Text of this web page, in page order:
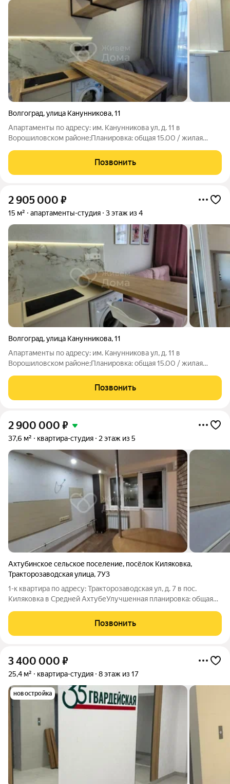
Волгоград,улица Канунникова,11
Апартаменты по адресу: им. Канунникова ул, д. 11 в
Ворошиловском районе;Планировка: общая 15.00 / жилая
потолки. Пластиковые окна. На полу ламинат.При продаже
остается: встроенная
Позвонить
2 905 000 ₽
15 м² апартаменты-студия 3 этаж из 4
Волгоград,улица Канунникова,11
Апартаменты по адресу: им. Канунникова ул, д. 11 в
Ворошиловском районе;Планировка: общая 15.00 / жилая
потолки. Пластиковые окна. На полу ламинат.Квартира не
угловая, окна выходят на
Позвонить
2 900 000 ₽
37,6 м² квартира-студия 2 этаж из 5
Ахтубинское сельское поселение, посёлок Киляковка,
Тракторозаводская улица,7У3
1-к квартира по адресу: Тракторозаводская ул, д. 7 в пос.
Киляковка в Средней АхтубеУлучшенная планировка: общая
состоянии. Подвесные потолки. Пластиковые окна. На полу
линолеум. Есть лоджияКвартира
Позвонить
3 400 000 ₽
25,4 м² квартира-студия 8 этаж из 17
новостройка